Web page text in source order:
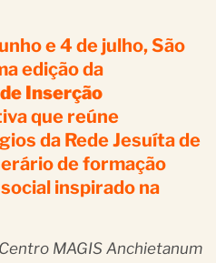
e 4 de julho, São
edição da
Inserção
que reúne
da Rede Jesuíta de
de formação
inspirado na
MAGIS Anchietanum